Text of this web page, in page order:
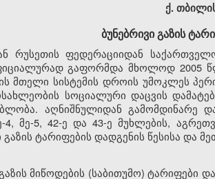
ქ.
ბუნებრივი გაზის
რუსეთის ფედერაციიდან
გაფორმდა მხოლოდ 2005
მთელი სისტემის დროის უმოკლეს
სოციალური დაცვის
აღნიშნულიდან გამომდინარე
4, მე-5, 42-ე და 43-ე მუხლების,
ტარიფების დადგენის წესისა და
მიწოდების (საბითუმო) ტარიფები